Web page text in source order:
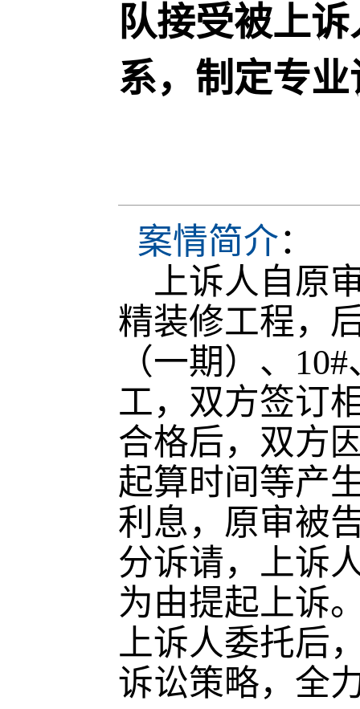
队接受被上
系，制定专
案情简介：
上诉人自原
精装修工程，
（一期）、
工，双方签订
合格后，双方
起算时间等产
利息，原审被
分诉请，上诉
为由提起上诉
上诉人委托后
诉讼策略，全